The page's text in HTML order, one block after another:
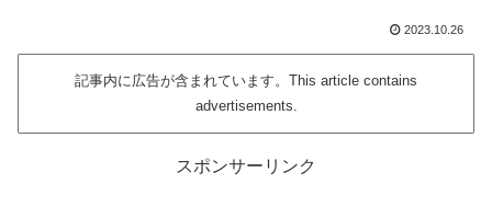
2023.10.26
記事内に広告が含まれています。This article contains
advertisements.
スポンサーリンク